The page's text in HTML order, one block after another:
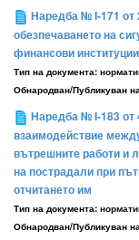
Наредба № I-171 от
обезпечаването на
финансови
Тип на документа:
Обнародван/Публикуван
Наредба № I-183 от
взаимодействие
вътрешните работи и
на пострадали при
отчитането им
Тип на документа:
Обнародван/Публикуван